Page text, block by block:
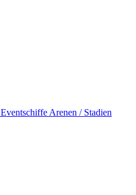
Eventschiffe Arenen / Stadien